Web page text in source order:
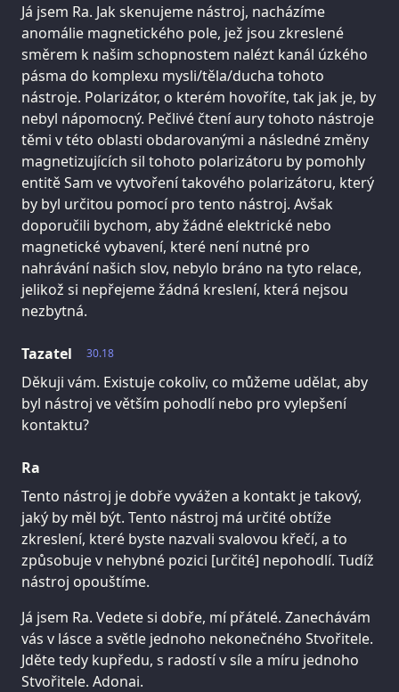
Já jsem Ra. Jak skenujeme nástroj, nacházíme
anomálie magnetického pole, jež jsou zkreslené
směrem k našim schopnostem nalézt kanál úzkého
pásma do komplexu mysli/těla/ducha tohoto
nástroje. Polarizátor, o kterém hovoříte, tak jak je, by
nebyl nápomocný. Pečlivé čtení aury tohoto nástroje
těmi v této oblasti obdarovanými a následné změny
magnetizujících sil tohoto polarizátoru by pomohly
entitě Sam ve vytvoření takového polarizátoru, který
by byl určitou pomocí pro tento nástroj. Avšak
doporučili bychom, aby žádné elektrické nebo
magnetické vybavení, které není nutné pro
nahrávání našich slov, nebylo bráno na tyto relace,
jelikož si nepřejeme žádná kreslení, která nejsou
nezbytná.
30.18
Tazatel
Děkuji vám. Existuje cokoliv, co můžeme udělat, aby
byl nástroj ve větším pohodlí nebo pro vylepšení
kontaktu?
Ra
Tento nástroj je dobře vyvážen a kontakt je takový,
jaký by měl být. Tento nástroj má určité obtíže
zkreslení, které byste nazvali svalovou křečí, a to
způsobuje v nehybné pozici [určité] nepohodlí. Tudíž
nástroj opouštíme.
Já jsem Ra. Vedete si dobře, mí přátelé. Zanechávám
vás v lásce a světle jednoho nekonečného Stvořitele.
Jděte tedy kupředu, s radostí v síle a míru jednoho
Stvořitele. Adonai.